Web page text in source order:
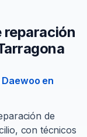
reparación
en
de
con técnicos